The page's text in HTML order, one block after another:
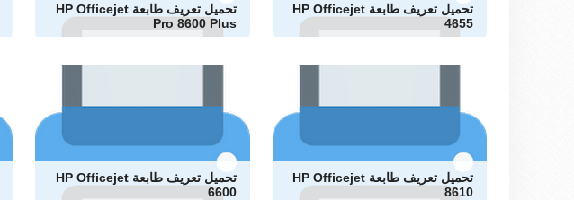
تحميل تعريف طابعة HP Officejet
4655
تحميل تعريف طابعة HP Officejet
Pro 8600 Plus
تحميل تعريف طابعة HP Officejet
8610
تحميل تعريف طابعة HP Officejet
6600